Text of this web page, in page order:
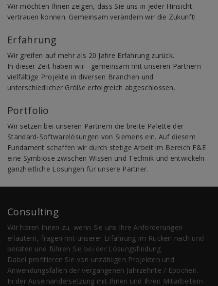
Wir möchten Ihnen zeigen, dass Sie uns in jeder Hinsicht
vertrauen können. Gemeinsam verändern wir die Zukunft!
Erfahrung
Wir greifen auf mehr als 20 Jahre Erfahrung zurück.
In dieser Zeit haben wir - gemeinsam mit unseren Partnern -
vielfältige Projekte in diversen Branchen und
unterschiedlicher Größe erfolgreich abgeschlossen.
Portfolio
Wir setzen bei unseren Partnern die breite Palette der
Standard-Softwarelösungen von Siemens ein. Auf diesem
Fundament schaffen wir durch stetige Arbeit im Bereich F&E
eine Symbiose zwischen Wissen und Technik und entwickeln
ganzheitliche Lösungen für unsere Partner.
Consulting
Wir hören Ihnen zu, wenn Sie uns Ihre Anforderungen
erläutern, fragen mit unserer Erfahrung im Rücken nach und
beraten und führen Sie bei der Lösungsfindung.
Dabei profitieren Sie von unzähligen Projekten und
Anwendungsfällen der vergangenen Jahrzehnte / Epochen.
In der Auseinandersetzung mit Ihnen und Ihren Mitarbeitern